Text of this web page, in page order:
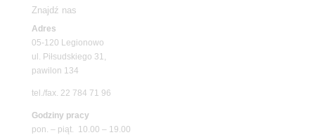
Znajdź nas
Adres
05-120 Legionowo
ul. Piłsudskiego 31,
pawilon 134
tel./fax. 22 784 71 96
Godziny pracy
pon. – piąt. 10.00 – 19.00